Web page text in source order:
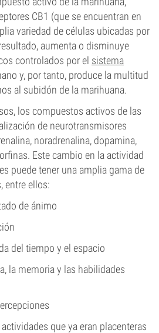
CB1 (que se encuentran en
variedad de células ubicadas por
aumenta o disminuye
controlados por el sistema
y, por tanto, produce la multitud
al subidón de la marihuana.
los compuestos activos de las
de neurotransmisores
noradrenalina, dopamina,
Este cambio en la actividad
puede tener una amplia gama de
entre ellos:
de ánimo
del tiempo y el espacio
la memoria y las habilidades
que ya eran placenteras